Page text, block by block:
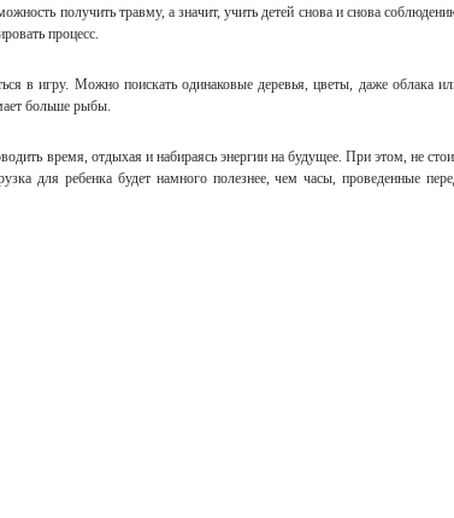
получить травму, а значит, учить детей снова и снова
процесс.
в игру. Можно поискать одинаковые деревья, цветы, даже облака
больше рыбы.
время, отдыхая и набираясь энергии на будущее. При этом, не
для ребенка будет намного полезнее, чем часы, проведенные